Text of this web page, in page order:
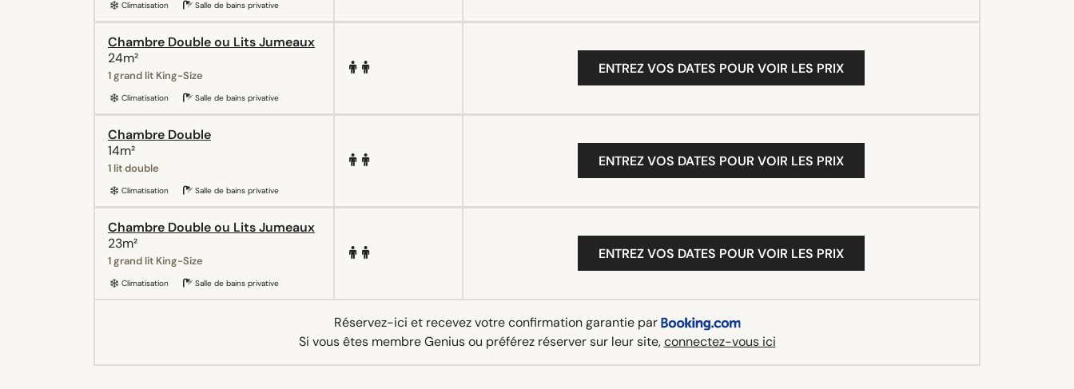
Climatisation Salle de bains privative
Chambre Double ou Lits Jumeaux
24m²
1 grand lit King-Size
Climatisation Salle de bains privative
ENTREZ VOS DATES POUR VOIR LES PRIX
Chambre Double
14m²
1 lit double
Climatisation Salle de bains privative
ENTREZ VOS DATES POUR VOIR LES PRIX
Chambre Double ou Lits Jumeaux
23m²
1 grand lit King-Size
Climatisation Salle de bains privative
ENTREZ VOS DATES POUR VOIR LES PRIX
Réservez-ici et recevez votre confirmation garantie par
Si vous êtes membre Genius ou préférez réserver sur leur site,connectez-vous ici